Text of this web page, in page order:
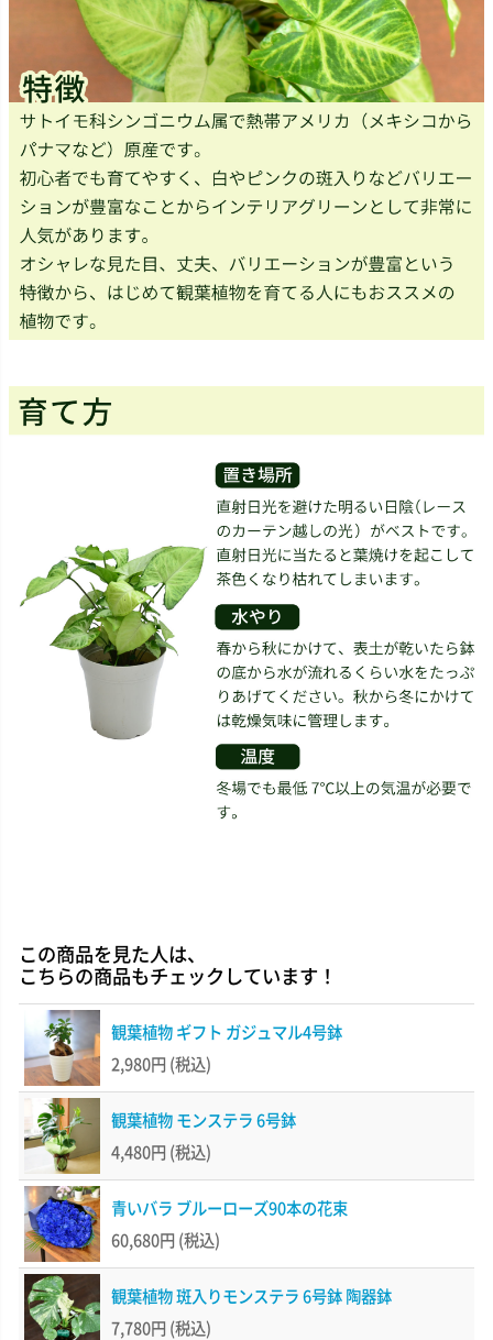
この商品を見た人は、
こちらの商品もチェックしています！
観葉植物 ギフト ガジュマル4号鉢
2,980円 (税込)
観葉植物 モンステラ 6号鉢
4,480円 (税込)
青いバラ ブルーローズ90本の花束
60,680円 (税込)
観葉植物 斑入りモンステラ 6号鉢 陶器鉢
7,780円 (税込)